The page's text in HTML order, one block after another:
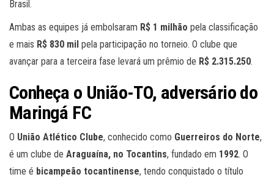
Brasil.
Ambas as equipes já embolsaram R$ 1 milhão pela classificação
e mais R$ 830 mil pela participação no torneio. O clube que
avançar para a terceira fase levará um prêmio de R$ 2.315.250.
Conheça o União-TO, adversário do
Maringá FC
O União Atlético Clube, conhecido como Guerreiros do Norte,
é um clube de Araguaína, no Tocantins, fundado em 1992. O
time é bicampeão tocantinense, tendo conquistado o título